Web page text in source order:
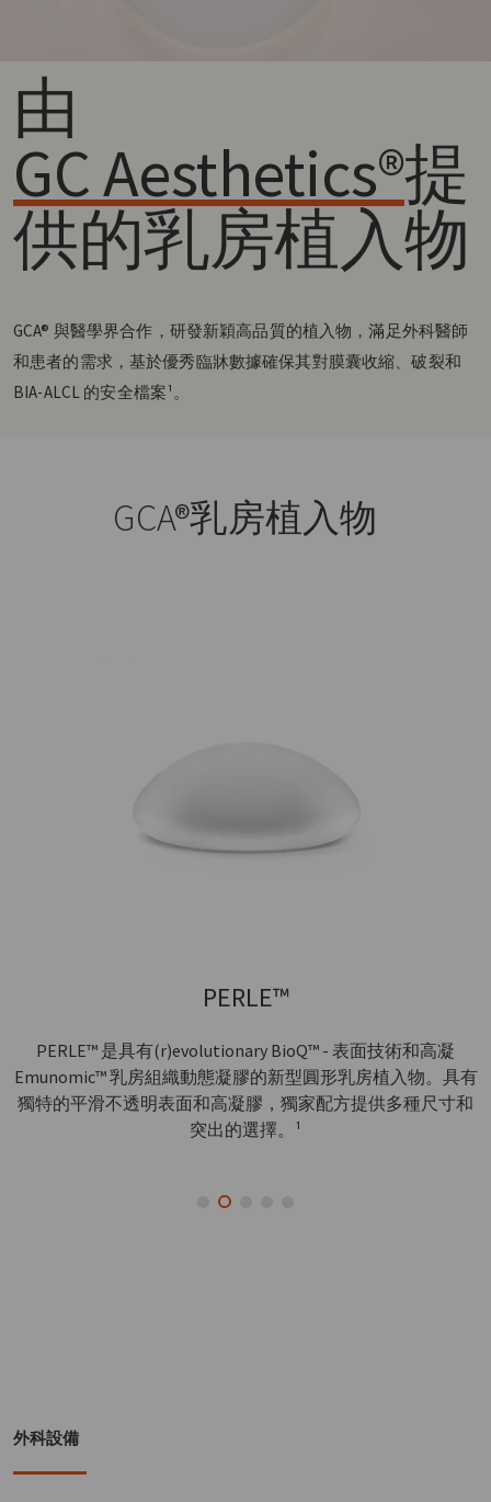
由
GC Aesthetics®提
供的乳房植入物
GCA® 與醫學界合作，研發新穎高品質的植入物，滿足外科醫師
和患者的需求，基於優秀臨牀數據確保其對膜囊收縮、破裂和
BIA-ALCL 的安全檔案¹。
GCA®乳房植入物
PERLE™
PERLE™ 是具有(r)evolutionary BioQ™ - 表面技術和高凝
Emunomic™ 乳房組織動態凝膠的新型圓形乳房植入物。具有
獨特的平滑不透明表面和高凝膠，獨家配方提供多種尺寸和
突出的選擇。¹
外科設備